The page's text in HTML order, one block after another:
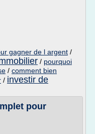
gagner de l argent /
/ pourquoi
/ comment bien
/ investir de
pour